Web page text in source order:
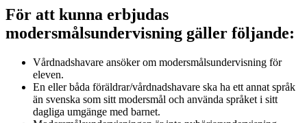
För att kunna erbjudas
modersmålsundervisning gäller följande:
Vårdnadshavare ansöker om modersmålsundervisning för
eleven.
En eller båda föräldrar/vårdnadshavare ska ha ett annat språk
än svenska som sitt modersmål och använda språket i sitt
dagliga umgänge med barnet.